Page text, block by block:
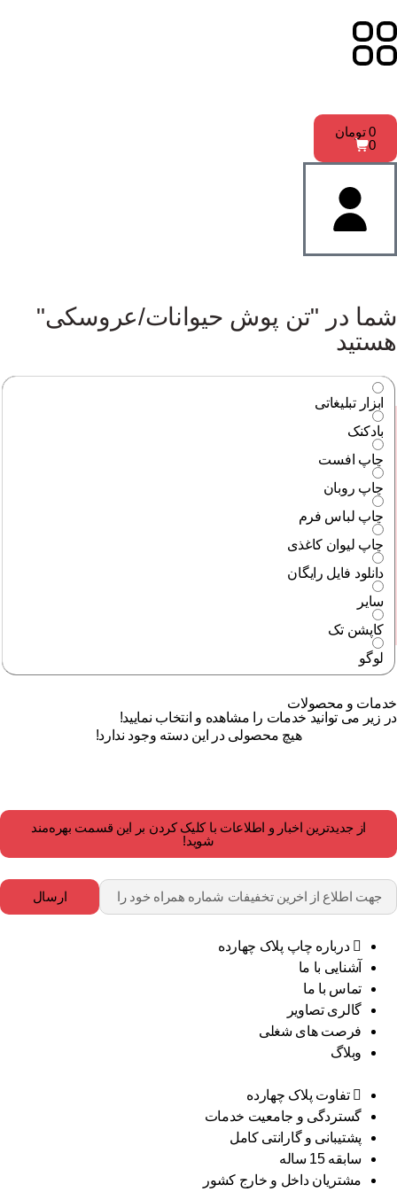
0 تومان
0
شما در "تن پوش حیوانات/عروسکی"
هستید
ابزار تبلیغاتی
بادکنک
چاپ افست
چاپ روبان
چاپ لباس فرم
چاپ لیوان کاغذی
دانلود فایل رایگان
سایر
کاپشن تک
لوگو
خدمات و محصولات
در زیر می توانید خدمات را مشاهده و انتخاب نمایید!
هیچ محصولی در این دسته وجود ندارد!
از جدیدترین اخبار و اطلاعات با کلیک کردن بر این قسمت بهره‌مند
شوید!
ارسال
درباره چاپ پلاک چهارده
آشنایی با ما
تماس با ما
گالری تصاویر
فرصت های شغلی
وبلاگ
تفاوت پلاک چهارده
گستردگی و جامعیت خدمات
پشتیبانی و گارانتی کامل
سابقه 15 ساله
مشتریان داخل و خارج کشور